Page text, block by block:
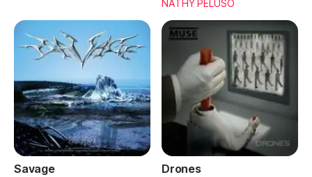
NATHY PELUSO
Savage Drones